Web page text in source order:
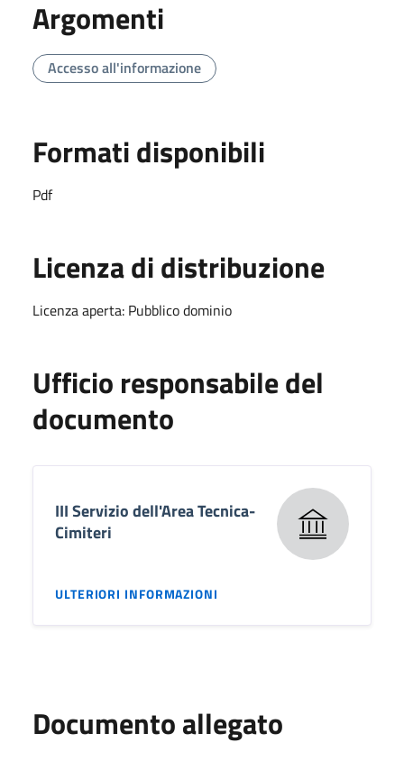
Argomenti
Accesso all'informazione
Formati disponibili
Pdf
Licenza di distribuzione
Licenza aperta: Pubblico dominio
Ufficio responsabile del
documento
III Servizio dell'Area Tecnica-
Cimiteri
ULTERIORI INFORMAZIONI
Documento allegato